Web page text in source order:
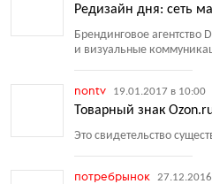
Редизайн дня: сеть
Брендинговое агентство
и визуальные
nontv 19.01.2017 в 10:00
Товарный знак
Это свидетельство
потребрынок